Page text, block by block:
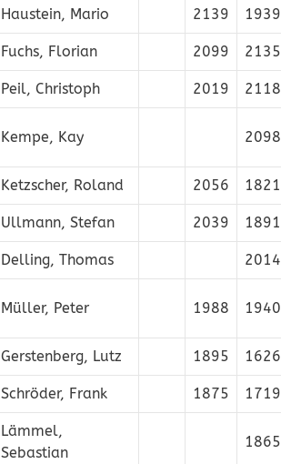
Haustein, Mario 2139 1939
Fuchs, Florian 2099 2135
Peil, Christoph 2019 2118
Kempe, Kay 2098
Ketzscher, Roland 2056 1821
Ullmann, Stefan 2039 1891
Delling, Thomas 2014
Müller, Peter 1988 1940
Gerstenberg, Lutz 1895 1626
Schröder, Frank 1875 1719
Lämmel,
Sebastian
1865